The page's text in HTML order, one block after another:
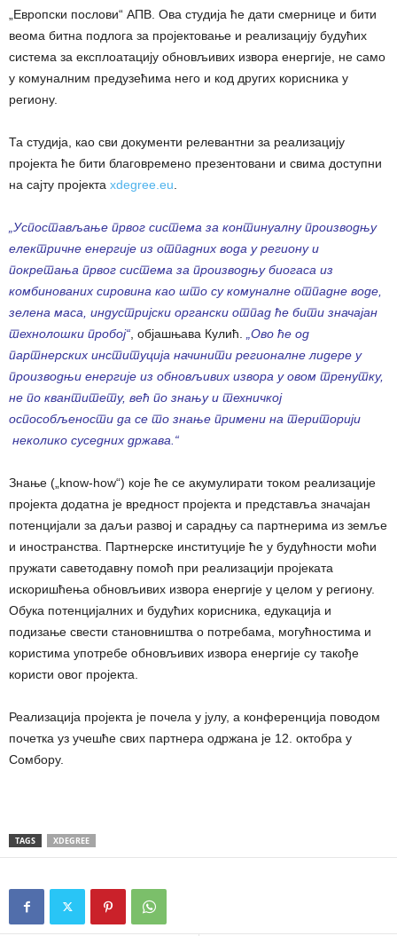
„Европски послови“ АПВ. Ова студија ће дати смернице и бити
веома битна подлога за пројектовање и реализацију будућих
система за експлоатацију обновљивих извора енергије, не само
у комуналним предузећима него и код других корисника у
региону.
Та студија, као сви документи релевантни за реализацију
пројекта ће бити благовремено презентовани и свима доступни
на сајту пројекта xdegree.eu
„Успостављање првог система за континуалну производњу
електричне енергије из отпадних вода у региону и
покретања првог система за производњу биогаса из
комбинованих сировина као што су комуналне отпадне воде,
зелена маса, индустријски органски отпад ће бити значајан
технолошки пробој“ , објашњава Кулић.
„Ово ће од
партнерских институција начинити регионалне лидере у
производњи енергије из обновљивих извора у овом тренутку,
не по квантитету, већ по знању и техничкој
оспособљености да се то знање примени на територији
неколико суседних држава.“
Знање („know-how“) које ће се акумулирати током реализације
пројекта додатна је вредност пројекта и представља значајан
потенцијали за даљи развој и сарадњу са партнерима из земље
и иностранства. Партнерске институције ће у будућности моћи
пружати саветодавну помоћ при реализацији пројеката
искоришћења обновљивих извора енергије у целом у региону.
Обука потенцијалних и будућих корисника, едукација и
подизање свести становништва о потребама, могућностима и
користима употребе обновљивих извора енергије су такође
користи овог пројекта.
Реализација пројекта је почела у јулу, а конференција поводом
почетка уз учешће свих партнера одржана је 12. октобра у
Сомбору.
TAGS XDEGREE